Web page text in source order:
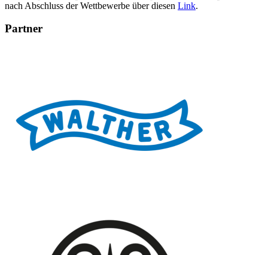
nach Abschluss der Wettbewerbe über diesen Link.
Partner